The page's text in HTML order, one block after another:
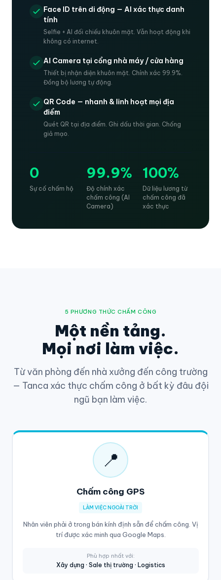
Face ID trên di động — AI xác thực danh
tính
Selfie + AI đối chiếu khuôn mặt. Vẫn hoạt động khi
không có internet.
AI Camera tại cổng nhà máy / cửa hàng
Thiết bị nhận diện khuôn mặt. Chính xác 99.9%.
Đồng bộ lương tự động.
QR Code — nhanh & linh hoạt mọi địa
điểm
Quét QR tại địa điểm. Ghi dấu thời gian. Chống
giả mạo.
0
Sự cố chấm hộ
99.9%
Độ chính xác
chấm công (AI
Camera)
100%
Dữ liệu lương từ
chấm công đã
xác thực
5 PHƯƠNG THỨC CHẤM CÔNG
Một nền tảng.
Mọi nơi làm việc.
Từ văn phòng đến nhà xưởng đến công trường
— Tanca xác thực chấm công ở bất kỳ đâu đội
ngũ bạn làm việc.
📍
Chấm công GPS
LÀM VIỆC NGOÀI TRỜI
Nhân viên phải ở trong bán kính định sẵn để chấm công. Vị
trí được xác minh qua Google Maps.
Phù hợp nhất với:
Xây dựng · Sale thị trường · Logistics